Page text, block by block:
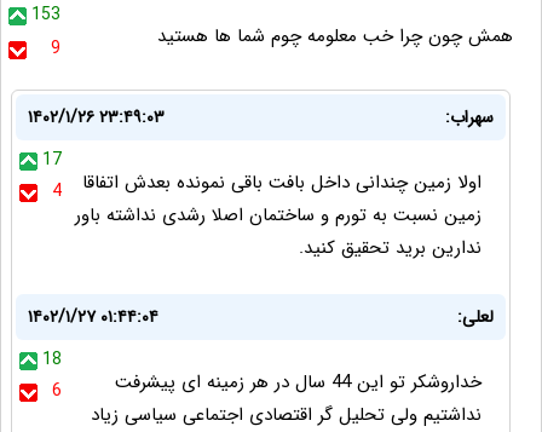
153
9
همش چون چرا خب معلومه چوم شما ها هستید
سهراب:
۱۴۰۲/۱/۲۶ ۲۳:۴۹:۰۳
17
4
اولا زمین چندانی داخل بافت باقی نمونده بعدش اتفاقا
زمین نسبت به تورم و ساختمان اصلا رشدی نداشته باور
ندارین برید تحقیق کنید.
لعلی:
۱۴۰۲/۱/۲۷ ۰۱:۴۴:۰۴
18
6
خداروشکر تو این 44 سال در هر زمینه ای پیشرفت
نداشتیم ولی تحلیل گر اقتصادی اجتماعی سیاسی زیاد